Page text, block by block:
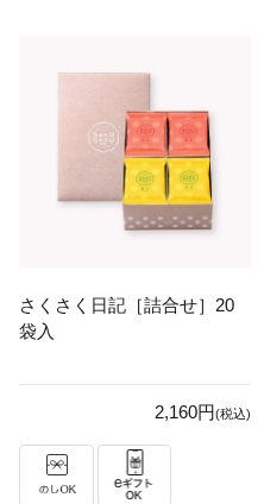
さくさく日記［詰合せ］20
袋入
2,160円(税込)